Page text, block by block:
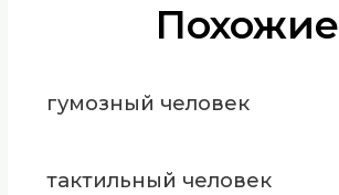
Похожие
гумозный человек
тактильный человек